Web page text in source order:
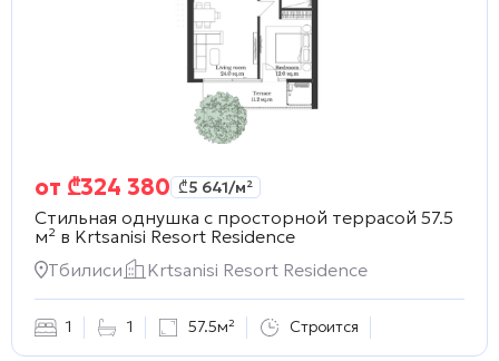
от ₾324 380 ₾5 641/м²
Стильная однушка с просторной террасой 57.5
м² в Krtsanisi Resort Residence
Тбилиси
Krtsanisi Resort Residence
1 1 57.5м² Строится